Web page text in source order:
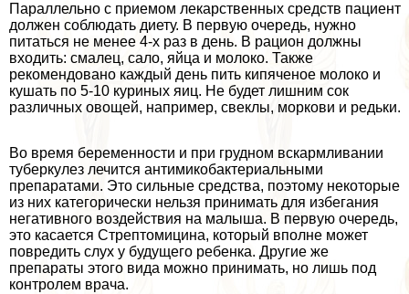
Параллельно с приемом лекарственных средств пациент
должен соблюдать диету. В первую очередь, нужно
питаться не менее 4-х раз в день. В рацион должны
входить: смалец, сало, яйца и молоко. Также
рекомендовано каждый день пить кипяченое молоко и
кушать по 5-10 куриных яиц. Не будет лишним сок
различных овощей, например, свеклы, моркови и редьки.
Во время беременности и при грудном вскармливании
туберкулез лечится антимикобактериальными
препаратами. Это сильные средства, поэтому некоторые
из них категорически нельзя принимать для избегания
негативного воздействия на малыша. В первую очередь,
это касается Стрептомицина, который вполне может
повредить слух у будущего ребенка. Другие же
препараты этого вида можно принимать, но лишь под
контролем врача.